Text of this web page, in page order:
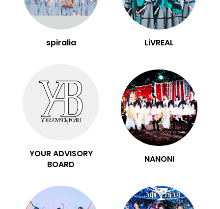
spiralia LiVREAL
YOUR ADVISORY
BOARD
NANONI